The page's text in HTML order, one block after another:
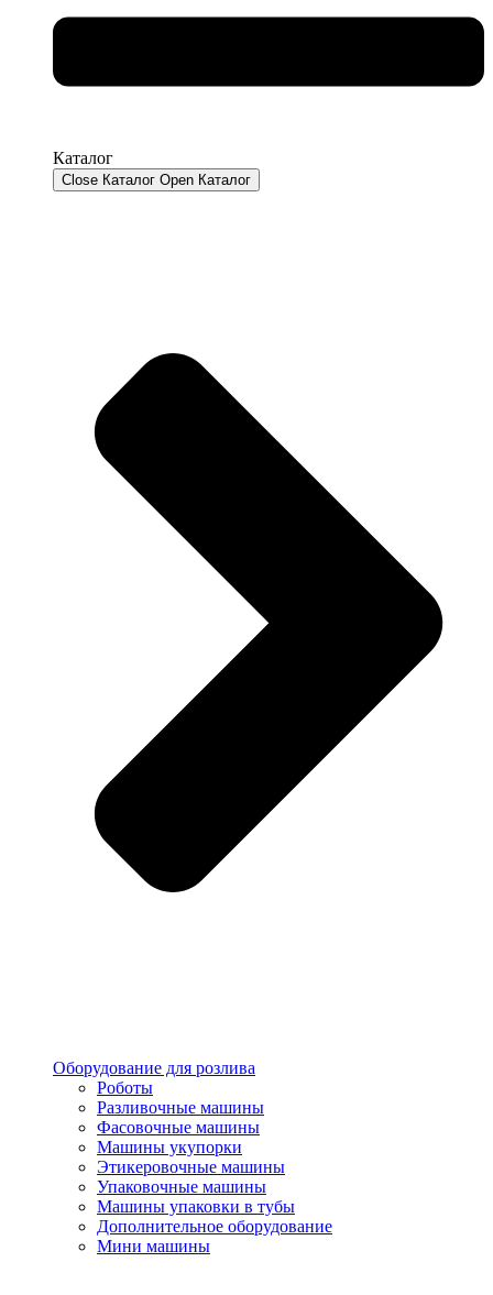
Каталог
Close Каталог Open Каталог
Оборудование для розлива
Роботы
Разливочные машины
Фасовочные машины
Машины укупорки
Этикеровочные машины
Упаковочные машины
Машины упаковки в тубы
Дополнительное оборудование
Мини машины